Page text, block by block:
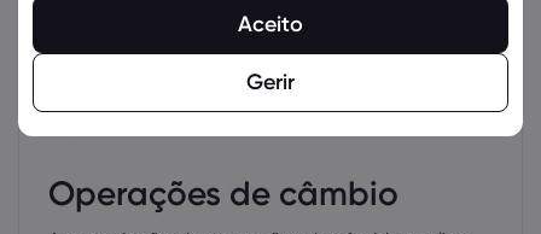
Operações de câmbio
Aceito
Gerir